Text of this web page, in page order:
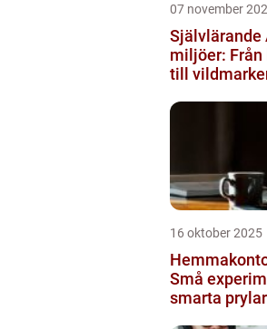
07 november
Självlärande
miljöer:
till
16 oktober 2025
Små
smarta prylar